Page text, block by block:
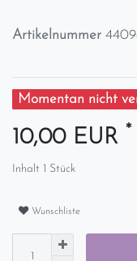
Artikelnummer
Momentan nicht
10,00 EUR *
Inhalt 1 Stück
Wunschliste